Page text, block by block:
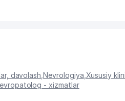
davolash ,Nevrologiya Xususiy
- xizmatlar